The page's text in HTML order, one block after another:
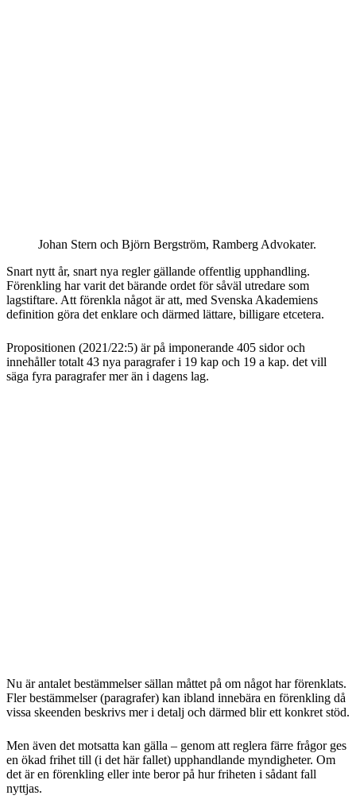
Johan Stern och Björn Bergström, Ramberg Advokater.
Snart nytt år, snart nya regler gällande offentlig upphandling.
Förenkling har varit det bärande ordet för såväl utredare som
lagstiftare. Att förenkla något är att, med Svenska Akademiens
definition göra det enklare och därmed lättare, billigare etcetera.
Propositionen (2021/22:5) är på imponerande 405 sidor och
innehåller totalt 43 nya paragrafer i 19 kap och 19 a kap. det vill
säga fyra paragrafer mer än i dagens lag.
Nu är antalet bestämmelser sällan måttet på om något har förenklats.
Fler bestämmelser (paragrafer) kan ibland innebära en förenkling då
vissa skeenden beskrivs mer i detalj och därmed blir ett konkret stöd.
Men även det motsatta kan gälla – genom att reglera färre frågor ges
en ökad frihet till (i det här fallet) upphandlande myndigheter. Om
det är en förenkling eller inte beror på hur friheten i sådant fall
nyttjas.